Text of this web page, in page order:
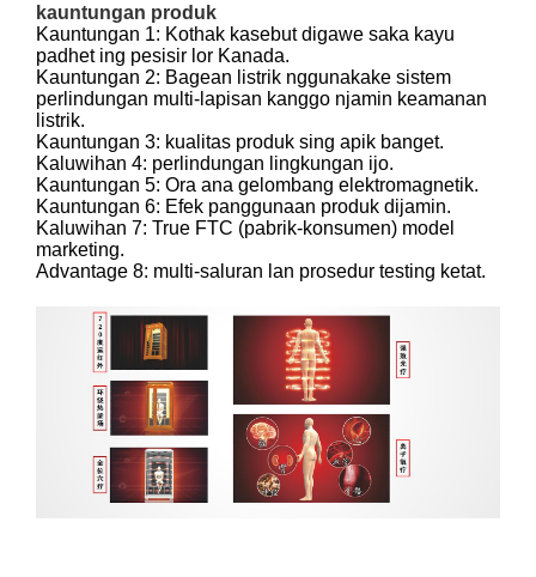
kauntungan produk
Kauntungan 1: Kothak kasebut digawe saka kayu
padhet ing pesisir lor Kanada.
Kauntungan 2: Bagean listrik nggunakake sistem
perlindungan multi-lapisan kanggo njamin keamanan
listrik.
Kauntungan 3: kualitas produk sing apik banget.
Kaluwihan 4: perlindungan lingkungan ijo.
Kauntungan 5: Ora ana gelombang elektromagnetik.
Kauntungan 6: Efek panggunaan produk dijamin.
Kaluwihan 7: True FTC (pabrik-konsumen) model
marketing.
Advantage 8: multi-saluran lan prosedur testing ketat.